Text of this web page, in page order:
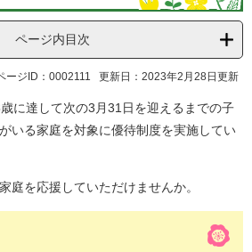
ページ内目次
ージID：0002111 更新日：2023年2月28日更新
に達して次の3月31日を迎えるまでの子
いる家庭を対象に優待制度を実施してい
庭を応援していただけませんか。